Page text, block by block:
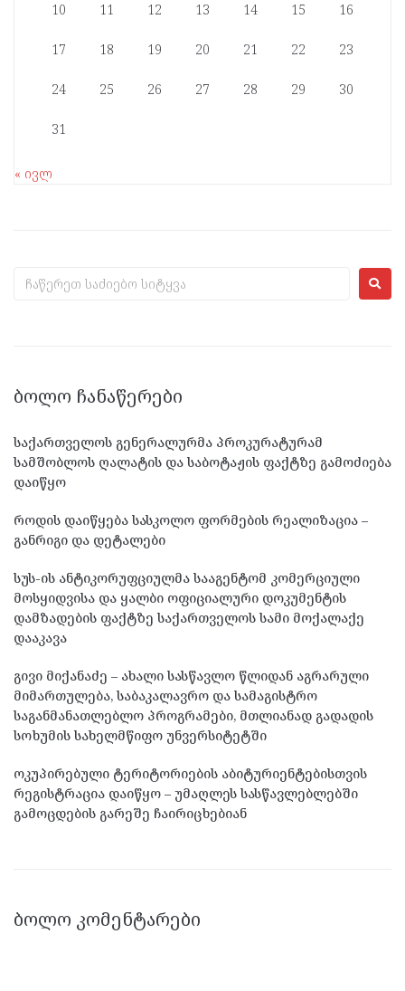
10 11 12 13 14 15 16
17 18 19 20 21 22 23
24 25 26 27 28 29 30
31
« ივლ
ᲑᲝᲚᲝ ᲩᲐᲜᲐᲬᲔᲠᲔᲑᲘ
საქართველოს გენერალურმა პროკურატურამ
სამშობლოს ღალატის და საბოტაჟის ფაქტზე გამოძიება
დაიწყო
როდის დაიწყება სასკოლო ფორმების რეალიზაცია –
განრიგი და დეტალები
სუს-ის ანტიკორუფციულმა სააგენტომ კომერციული
მოსყიდვისა და ყალბი ოფიციალური დოკუმენტის
დამზადების ფაქტზე საქართველოს სამი მოქალაქე
დააკავა
გივი მიქანაძე – ახალი სასწავლო წლიდან აგრარული
მიმართულება, საბაკალავრო და სამაგისტრო
საგანმანათლებლო პროგრამები, მთლიანად გადადის
სოხუმის სახელმწიფო უნვერსიტეტში
ოკუპირებული ტერიტორიების აბიტურიენტებისთვის
რეგისტრაცია დაიწყო – უმაღლეს სასწავლებლებში
გამოცდების გარეშე ჩაირიცხებიან
ᲑᲝᲚᲝ ᲙᲝᲛᲔᲜᲢᲐᲠᲔᲑᲘ